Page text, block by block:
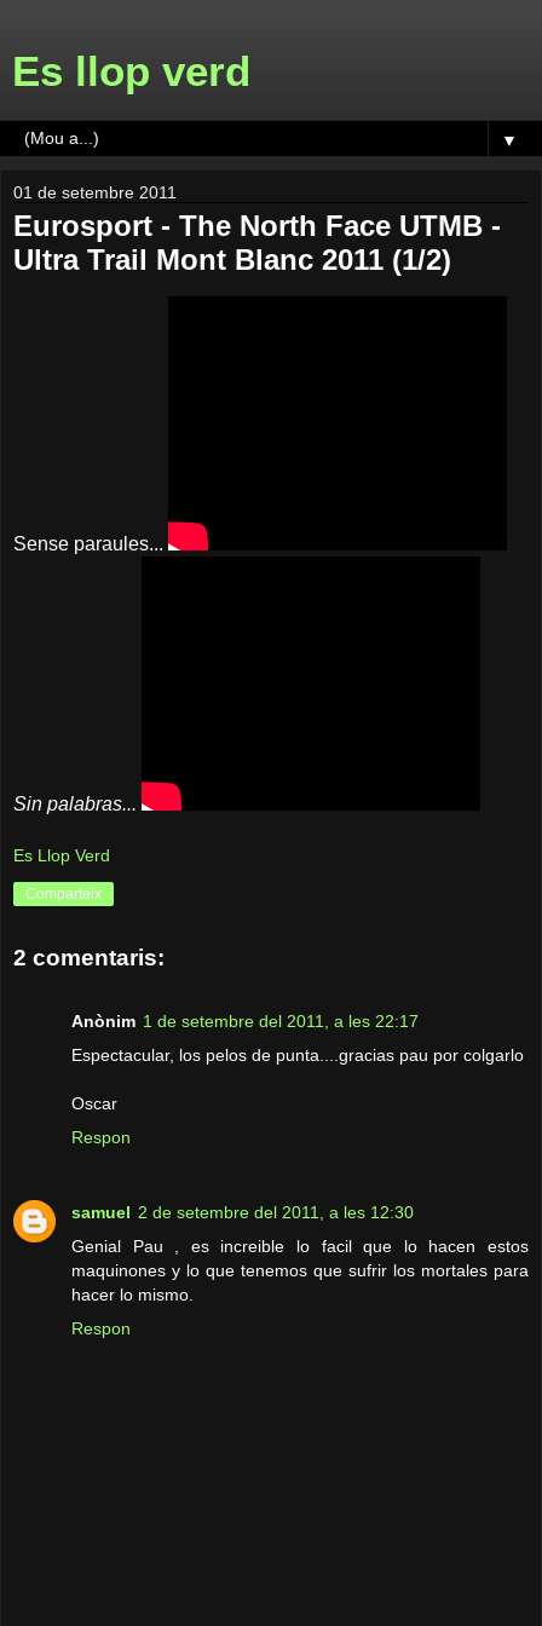
Es llop verd
▼
01 de setembre 2011
Eurosport - The North Face UTMB -
Ultra Trail Mont Blanc 2011 (1/2)
Sense paraules...
Sin palabras...
Es Llop Verd
Comparteix
2 comentaris:
Anònim 1 de setembre del 2011, a les 22:17
Espectacular, los pelos de punta....gracias pau por colgarlo
Oscar
Respon
samuel 2 de setembre del 2011, a les 12:30
Genial Pau , es increible lo facil que lo hacen estos
maquinones y lo que tenemos que sufrir los mortales para
hacer lo mismo.
Respon